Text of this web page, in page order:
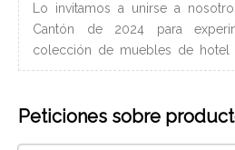
Lo invitamos a unirse a
Cantón de 2024 para
colección de muebles de hotel
Esperamos conectarnos con
por la artesanía de calidad y
Peticiones sobre